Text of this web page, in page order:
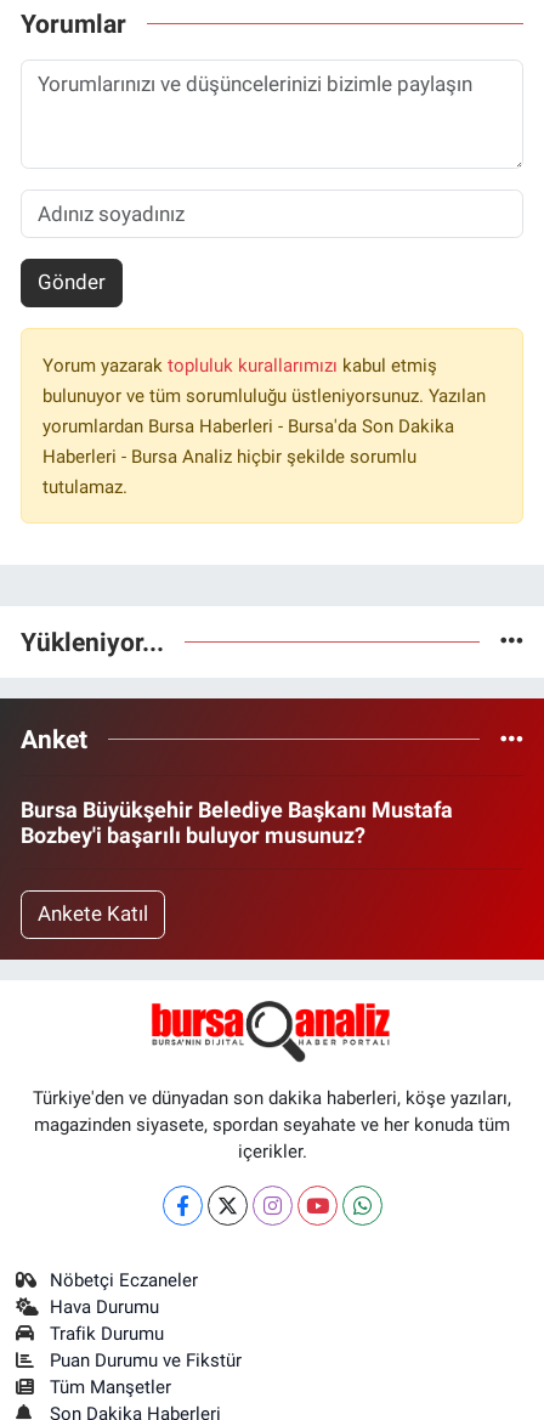
Yorumlar
Gönder
Yorum yazarak topluluk kurallarımızı kabul etmiş
bulunuyor ve tüm sorumluluğu üstleniyorsunuz. Yazılan
yorumlardan Bursa Haberleri - Bursa'da Son Dakika
Haberleri - Bursa Analiz hiçbir şekilde sorumlu
tutulamaz.
Yükleniyor...
Anket
Bursa Büyükşehir Belediye Başkanı Mustafa
Bozbey'i başarılı buluyor musunuz?
Ankete Katıl
Türkiye'den ve dünyadan son dakika haberleri, köşe yazıları,
magazinden siyasete, spordan seyahate ve her konuda tüm
içerikler.
Nöbetçi Eczaneler
Hava Durumu
Trafik Durumu
Puan Durumu ve Fikstür
Tüm Manşetler
Son Dakika Haberleri